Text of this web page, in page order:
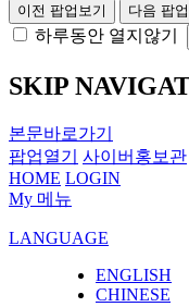
이전 팝업보기 다음 팝
하루동안 열지않기
SKIP
본문바로가기
팝업열기
사이버홍보관
HOME LOGIN
My 메뉴
LANGUAGE
ENGLISH
CHINESE